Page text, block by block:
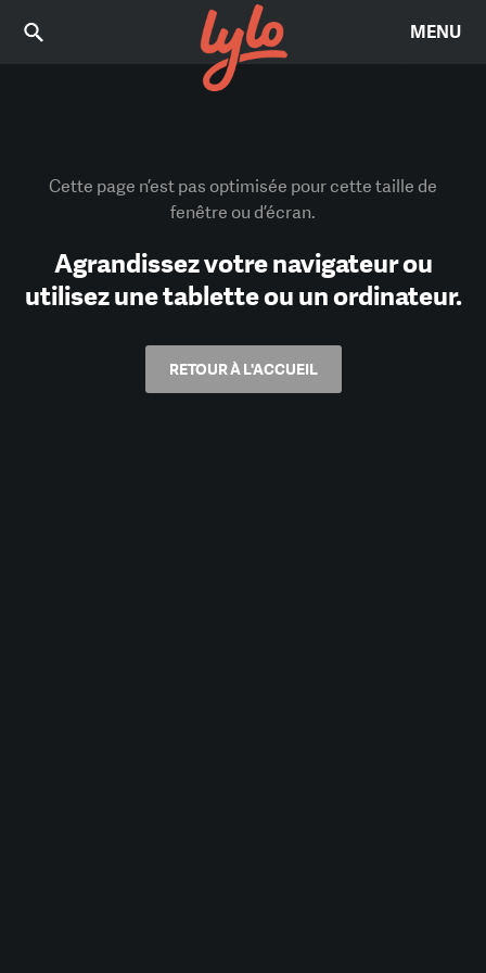
MENU
Cette page n’est pas optimisée pour cette taille de
fenêtre ou d’écran.
Agrandissez votre navigateur ou
utilisez une tablette ou un ordinateur.
RETOUR À L'ACCUEIL